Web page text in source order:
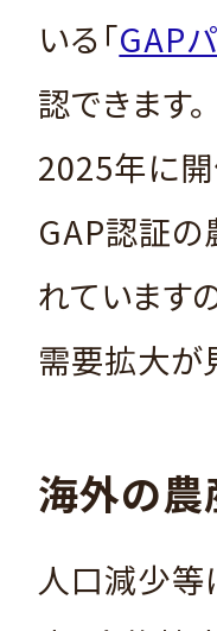
いる「GAP
認できます。
2025年に
GAP認証
れています
需要拡大が
海外の農
人口減少等